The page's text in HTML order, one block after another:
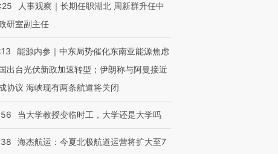
人事观察｜长期任职湖北 周新群升任中
研室副主任
能源内参｜中东局势催化东南亚能源焦虑
出台光伏新政加速转型；伊朗称与阿曼接近
协议 海峡现有两条航道将关闭
当大学教授变临时工，大学还是大学吗
海杰航运：今夏北极航道运营将扩大至7